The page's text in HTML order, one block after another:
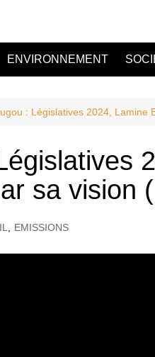
ENVIRONNEMENT
: Législatives 2024, Lamine
sa vision
EMISSIONS